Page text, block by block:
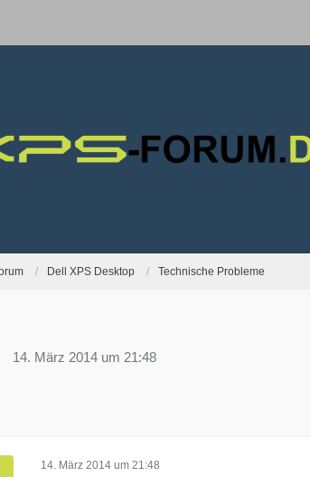
Dell XPS Desktop Technische Probleme
14. März 2014 um 21:48
14. März 2014 um 21:48